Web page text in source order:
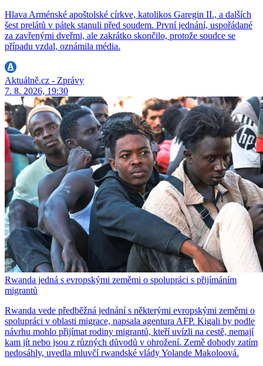
Hlava Arménské apoštolské církve, katolikos Garegin II., a dalších
šest prelátů v pátek stanuli před soudem. První jednání, uspořádané
za zavřenými dveřmi, ale zakrátko skončilo, protože soudce se
případu vzdal, oznámila média.
Aktuálně.cz - Zprávy
7. 8. 2026, 19:30
Rwanda jedná s evropskými zeměmi o spolupráci s přijímáním
migrantů
Rwanda vede předběžná jednání s některými evropskými zeměmi o
spolupráci v oblasti migrace, napsala agentura AFP. Kigali by podle
návrhu mohlo přijímat rodiny migrantů, kteří uvízli na cestě, nemají
kam jít nebo jsou z různých důvodů v ohrožení. Země dohody zatím
nedosáhly, uvedla mluvčí rwandské vlády Yolande Makoloová.